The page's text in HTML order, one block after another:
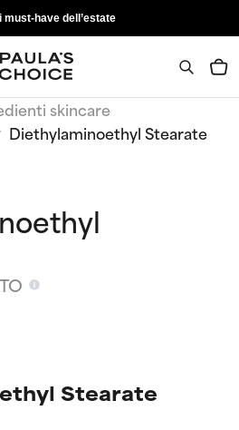
must-have dell’estate
skincare
Diethylaminoethyl Stearate
Stearate